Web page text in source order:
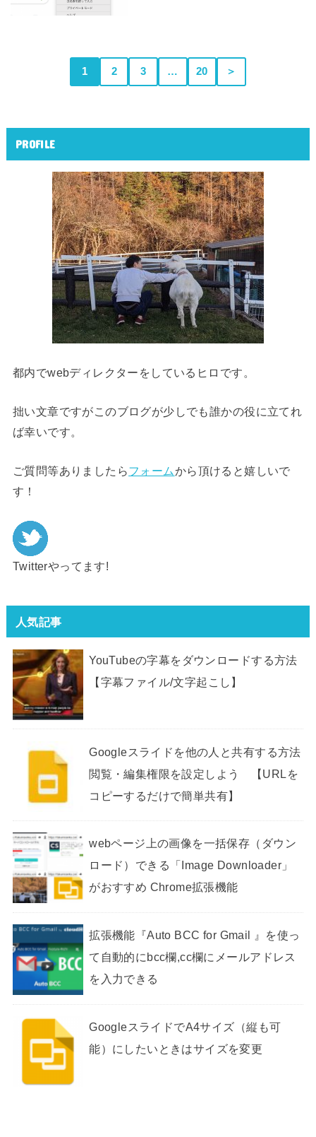
1 2 3 … 20 ＞
PROFILE
都内でwebディレクターをしているヒロです。
拙い文章ですがこのブログが少しでも誰かの役に立てれ
ば幸いです。
ご質問等ありましたらフォームから頂けると嬉しいで
す！
Twitterやってます!
人気記事
YouTubeの字幕をダウンロードする方法
【字幕ファイル/文字起こし】
Googleスライドを他の人と共有する方法
閲覧・編集権限を設定しよう 【URLを
コピーするだけで簡単共有】
webページ上の画像を一括保存（ダウン
ロード）できる「Image Downloader」
がおすすめ Chrome拡張機能
拡張機能『Auto BCC for Gmail 』を使っ
て自動的にbcc欄,cc欄にメールアドレス
を入力できる
GoogleスライドでA4サイズ（縦も可
能）にしたいときはサイズを変更